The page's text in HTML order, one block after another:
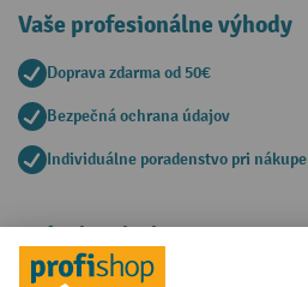
Vaše profesionálne výhody
Doprava zdarma od 50€
Bezpečná ochrana údajov
Individuálne poradenstvo pri nákupe
Spôsoby platby